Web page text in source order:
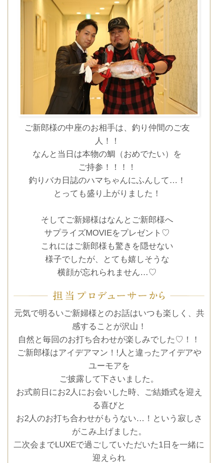
ご新郎様の中座のお相手は、釣り仲間のご友
人！！
なんと当日は本物の鯛（おめでたい）を
ご持参！！！！
釣りバカ日誌のハマちゃんにふんして…！
とっても盛り上がりました！
そしてご新婦様はなんとご新郎様へ
サプライズMOVIEをプレゼント♡
これにはご新郎様も驚きを隠せない
様子でしたが、とても嬉しそうな
横顔が忘れられません…♡
元気で明るいご新婦様とのお話はいつも楽しく、共
感することが沢山！
自然と毎回のお打ち合わせが楽しみでした♡！！
ご新郎様はアイデアマン！!人と違ったアイデアや
ユーモアを
ご披露して下さいました。
お式前日にお2人にお会いした時、ご結婚式を迎え
る喜びと
お2人のお打ち合わせがもうない…！という寂しさ
がこみ上げました。
二次会までLUXEで過ごしていただいた1日を一緒に
迎えられ
時間を選択してください
ブライダルフェア 日時
■■■タイトル■■■
■■■日付■■■
TEL.0120-117-548